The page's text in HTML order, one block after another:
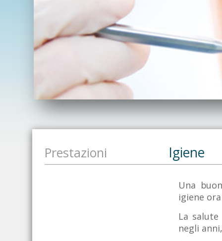
Prestazioni Igiene
Una
igiene
La
negli